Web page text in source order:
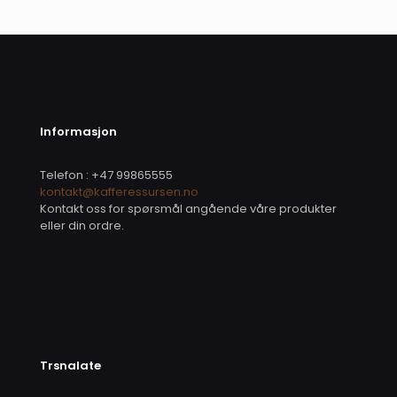
post*
Informasjon
Telefon : +47 99865555
kontakt@kafferessursen.no
Kontakt oss for spørsmål angående våre produkter
eller din ordre.
Trsnalate